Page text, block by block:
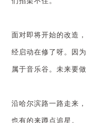
面对即将开始的改造
经启动在修了呀。因
属于音乐谷。未来要
沿哈尔滨路一路走来
也有的来蹲点追星。